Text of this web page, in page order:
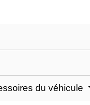
du véhicule